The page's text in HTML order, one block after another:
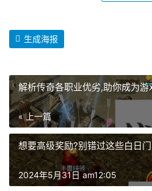
生成海报
解析传奇各职业优劣,助你成为游
« 上一篇
想要高级奖励?别错过这些白日
2024年5月31日 am12:05